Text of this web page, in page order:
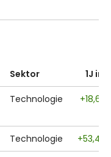
Sektor 1J in
Technologie
Technologie